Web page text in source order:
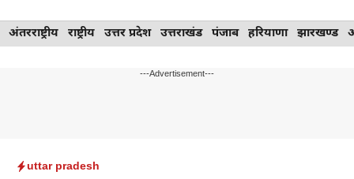
Skip
to
अंतरराष्ट्रीय राष्ट्रीय उत्तर प्रदेश उत्तराखंड पंजाब हरियाणा झारखण्ड
---Advertisement---
uttar pradesh